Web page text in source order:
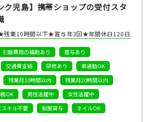
ク児島】携帯ショップの受付スタ
★残業10時間以下★賞与年3回★年間休日120日
引越費用の補助あり
賞与あり
交通費支給 研修あり
車通勤OK
残業月10時間以内
残業月20時間以内
OK 男性活躍中
女性活躍中
スキル不要 制服貸与 ネイルOK